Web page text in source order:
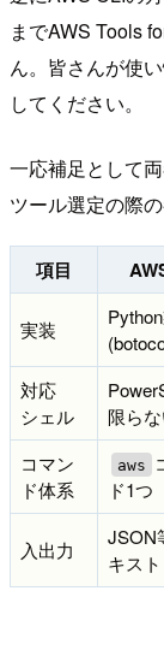
までAWS Tools
ん。皆さんが使
してください。
一応補足として
ツール選定の際
項目
実装
対応
シェル
限ら
コマン
ド体系
aws
ド1つ
入出力
JSON
キスト